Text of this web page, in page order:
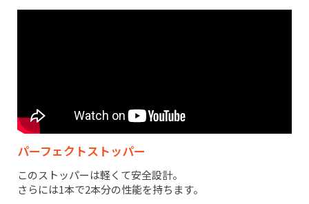
パーフェクトストッパー
このストッパーは軽くて安全設計。
さらには1本で2本分の性能を持ちます。